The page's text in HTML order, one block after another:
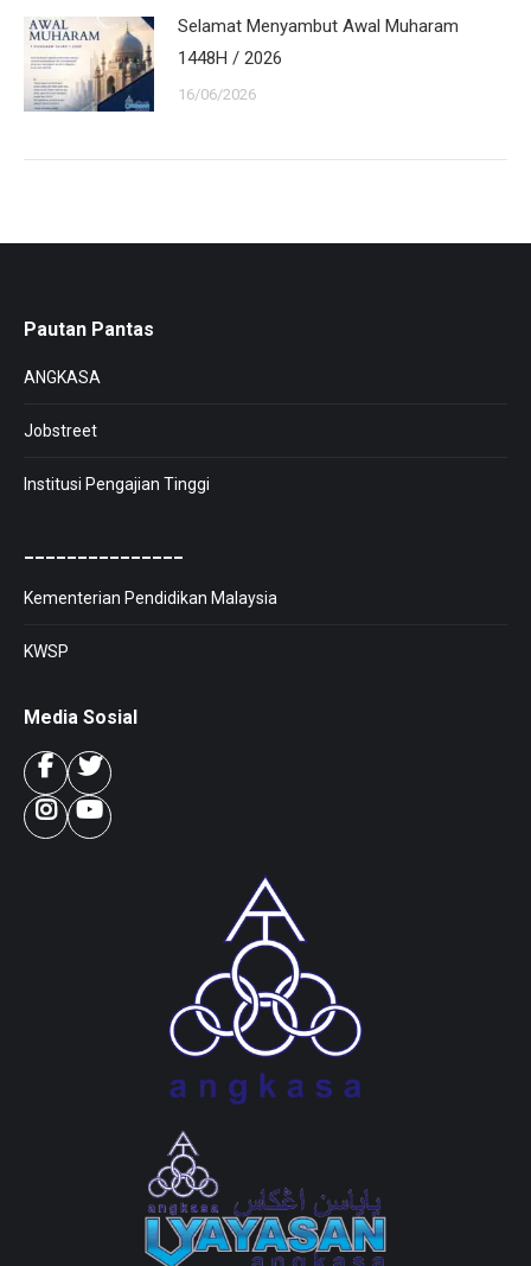
Selamat Menyambut Awal Muharam
1448H / 2026
16/06/2026
Pautan Pantas
ANGKASA
Jobstreet
Institusi Pengajian Tinggi
Kementerian Pendidikan Malaysia
KWSP
Media Sosial